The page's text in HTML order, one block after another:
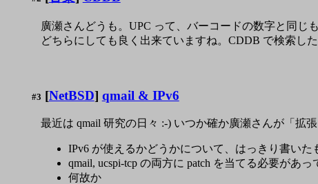
廣瀬さんどうも。UPC って、バーコードの数字と同じ
どちらにしても良く出来ていますね。CDDB で検索し
#3 [NetBSD] qmail & IPv6
最近は qmail 研究の日々 :-) いつか確か廣瀬さんが「拡
IPv6 が使えるかどうかについて、はっきり書いた
qmail, ucspi-tcp の両方に patch を当てる必要があっ
何故か